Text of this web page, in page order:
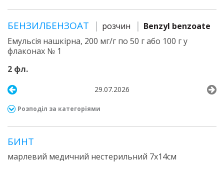
БЕНЗИЛБЕНЗОАТ розчин
Benzyl benzoate
Емульсія нашкірна, 200 мг/г по 50 г або 100 г у
флаконах № 1
2 фл.
29.07.2026
Розподіл за категоріями
БИНТ
марлевий медичний нестерильний 7х14см